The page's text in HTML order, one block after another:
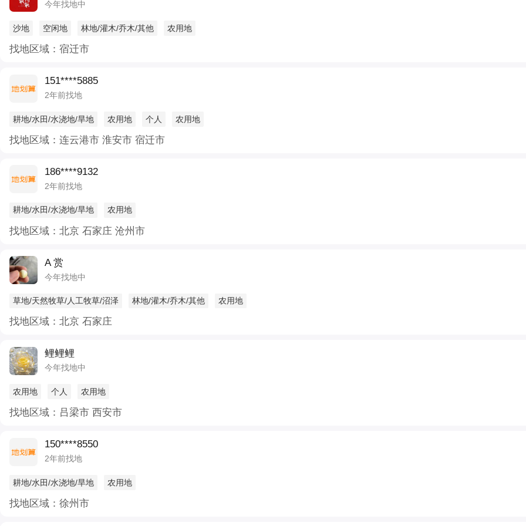
今年找地中
沙地 空闲地 林地/灌木/乔木/其他 农用地
找地区域：宿迁市
151****5885
2年前找地
耕地/水田/水浇地/旱地 农用地 个人 农用地
找地区域：连云港市 淮安市 宿迁市
186****9132
2年前找地
耕地/水田/水浇地/旱地 农用地
找地区域：北京 石家庄 沧州市
A 赏
今年找地中
草地/天然牧草/人工牧草/沼泽 林地/灌木/乔木/其他 农用地
找地区域：北京 石家庄
鲤鲤鲤
今年找地中
农用地 个人 农用地
找地区域：吕梁市 西安市
150****8550
2年前找地
耕地/水田/水浇地/旱地 农用地
找地区域：徐州市